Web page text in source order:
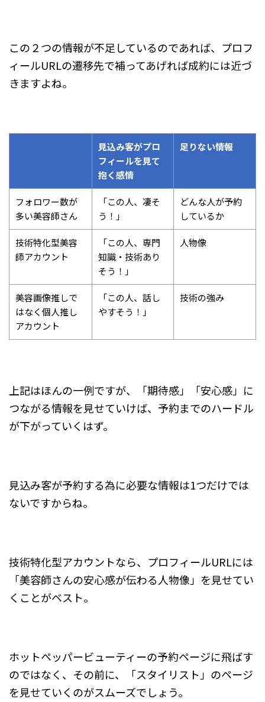
この２つの情報が不足しているのであれば、プロフ
ィールURLの遷移先で補ってあげれば成約には近づ
きますよね。
見込み客がプロ
フィールを見て
抱く感情
足りない情報
フォロワー数が
多い美容師さん
「この人、凄そ
う！」
どんな人が予約
しているか
技術特化型美容
師アカウント
「この人、専門
知識・技術あり
そう！」
人物像
美容画像推しで
はなく個人推し
アカウント
「この人、話し
やすそう！」
技術の強み
上記はほんの一例ですが、「期待感」「安心感」に
つながる情報を見せていけば、予約までのハードル
が下がっていくはず。
見込み客が予約する為に必要な情報は1つだけでは
ないですからね。
技術特化型アカウントなら、プロフィールURLには
「美容師さんの安心感が伝わる人物像」を見せてい
くことがベスト。
ホットペッパービューティーの予約ページに飛ばす
のではなく、その前に、「スタイリスト」のページ
を見せていくのがスムーズでしょう。